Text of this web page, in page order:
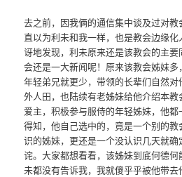
去之前，因我俩的通信集中谈及过对
直以为利未和我一样，也是教会边缘
讶地发现，利未原来还是该教会的主
会还是一大新闻呢！原来该教会姊妹
年轻弟兄就更少，带领的长辈们自然
外人田，也陆续有老姊妹给他介绍本
爱主，积极参与服侍的年轻姊妹，他
得知，他自己选中的，竟是一个别的
识的姊妹，更还是一个没认识几天就
诧。大家都想看看，该姊妹到底何德
未都没有告诉我，我就傻乎乎被他带去